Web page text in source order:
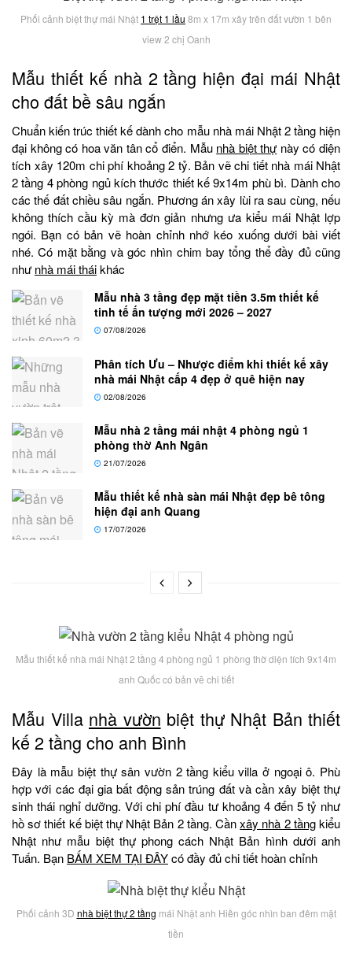
Phối cảnh biệt thự mái Nhật 1 trệt 1 lầu 8m x 17m xây trên đất vườn 1 bên
view 2 chị Oanh
Mẫu thiết kế nhà 2 tầng hiện đại mái Nhật
cho đất bề sâu ngắn
Chuẩn kiến trúc thiết kế dành cho mẫu nhà mái Nhật 2 tầng hiện
đại không có hoa văn tân cổ điển. Mẫu nhà biệt thự này có diện
tích xây 120m chi phí khoảng 2 tỷ. Bản vẽ chi tiết nhà mái Nhật
2 tầng 4 phòng ngủ kích thước thiết kế 9x14m phù bì. Dành cho
các thế đất chiều sâu ngắn. Phương án xây lùi ra sau cùng, nếu
không thích cầu kỳ mà đơn giản nhưng ưa kiểu mái Nhật lợp
ngói. Bạn có bản vẽ hoàn chỉnh nhớ kéo xuống dưới bài viết
nhé. Có mặt bằng và góc nhìn chim bay tổng thể đầy đủ cũng
như nhà mái tháikhác
Mẫu nhà 3 tầng đẹp mặt tiền 3.5m thiết kế
tinh tế ấn tượng mới 2026 – 2027
07/08/2026
Phân tích Ưu – Nhược điểm khi thiết kế xây
nhà mái Nhật cấp 4 đẹp ở quê hiện nay
02/08/2026
Mẫu nhà 2 tầng mái nhật 4 phòng ngủ 1
phòng thờ Anh Ngân
21/07/2026
Mẫu thiết kế nhà sàn mái Nhật đẹp bê tông
hiện đại anh Quang
17/07/2026
Mẫu thiết kế nhà mái Nhật 2 tầng 4 phòng ngủ 1 phòng thờ diện tích 9x14m
anh Quốc có bản vẽ chi tiết
Mẫu Villa nhà vườn biệt thự Nhật Bản thiết
kế 2 tầng cho anh Bình
Đây là mẫu biệt thự sân vườn 2 tầng kiểu villa ở ngoại ô. Phù
hợp với các đại gia bất động sản trúng đất và cần xây biệt thự
sinh thái nghỉ dưỡng. Với chi phí đầu tư khoảng 4 đến 5 tỷ như
hồ sơ thiết kế biệt thự Nhật Bản 2 tầng. Cầnxây nhà 2 tầngkiểu
Nhật như mẫu biệt thự phong cách Nhật Bản hình dưới anh
Tuấn. Bạn BẤM XEM TẠI ĐÂYcó đầy đủ chi tiết hoàn chỉnh
Phối cảnh 3D nhà biệt thự 2 tầng mái Nhật anh Hiền góc nhìn ban đêm mặt
tiền